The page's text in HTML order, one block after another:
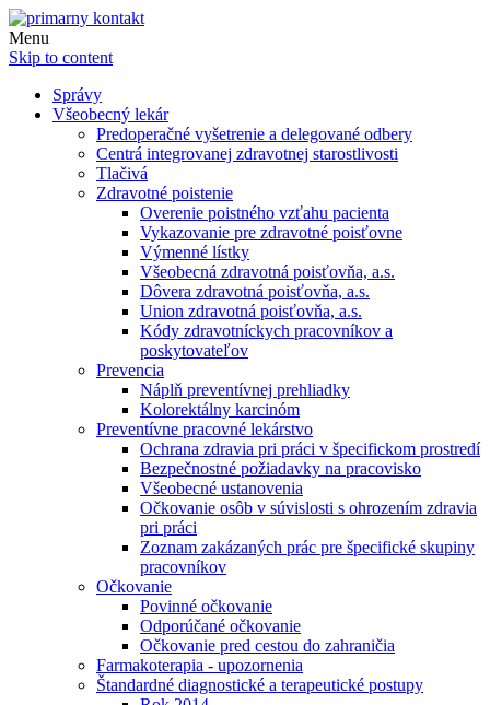
Menu
Skip to content
Správy
Všeobecný lekár
Predoperačné vyšetrenie a delegované odbery
Centrá integrovanej zdravotnej starostlivosti
Tlačivá
Zdravotné poistenie
Overenie poistného vzťahu pacienta
Vykazovanie pre zdravotné poisťovne
Výmenné lístky
Všeobecná zdravotná poisťovňa, a.s.
Dôvera zdravotná poisťovňa, a.s.
Union zdravotná poisťovňa, a.s.
Kódy zdravotníckych pracovníkov a
poskytovateľov
Prevencia
Náplň preventívnej prehliadky
Kolorektálny karcinóm
Preventívne pracovné lekárstvo
Ochrana zdravia pri práci v špecifickom prostredí
Bezpečnostné požiadavky na pracovisko
Všeobecné ustanovenia
Očkovanie osôb v súvislosti s ohrozením zdravia
pri práci
Zoznam zakázaných prác pre špecifické skupiny
pracovníkov
Očkovanie
Povinné očkovanie
Odporúčané očkovanie
Očkovanie pred cestou do zahraničia
Farmakoterapia - upozornenia
Štandardné diagnostické a terapeutické postupy